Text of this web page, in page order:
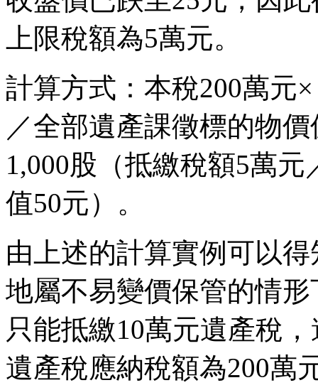
上限稅額為5萬元。
計算方式：本稅200萬元
／全部遺產課徵標的物
1,000股（抵繳稅額5萬
值50元）。
由上述的計算實例可以
地屬不易變價保管的情
只能抵繳10萬元遺產稅
遺產稅應納稅額為200萬